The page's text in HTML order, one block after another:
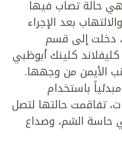
حالة تصاب فيها
بعد الإجراء
دخلت إلى قسم
كلينك أبوظبي
الأيمن من وجهها.
باستخدام
تفاقمت حالتها لتصل
حاسة الشم، وصداع